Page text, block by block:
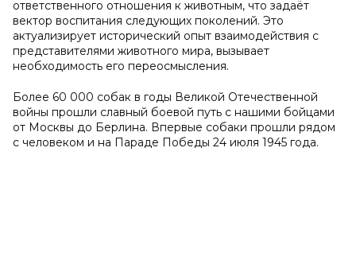
ответственного отношения к животным, что задаёт
вектор воспитания следующих поколений. Это
актуализирует исторический опыт взаимодействия с
представителями животного мира, вызывает
необходимость его переосмысления.
Более 60 000 собак в годы Великой Отечественной
войны прошли славный боевой путь с нашими бойцами
от Москвы до Берлина. Впервые собаки прошли рядом
с человеком и на Параде Победы 24 июля 1945 года.